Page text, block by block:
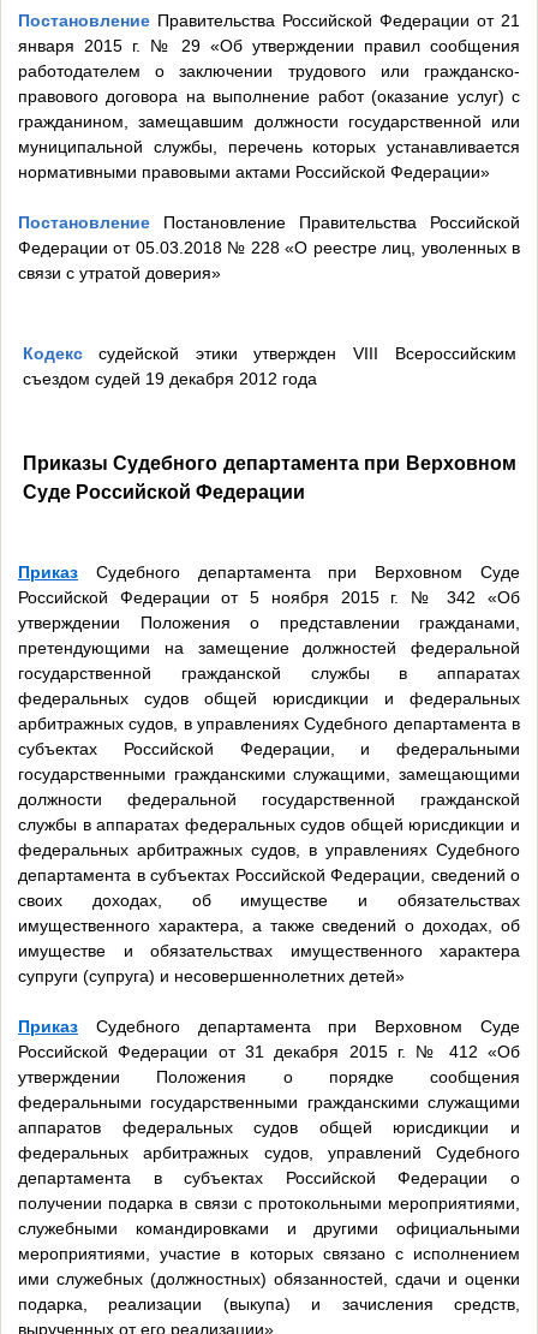
Постановление Правительства Российской Федерации от 21
января 2015 г. № 29 «Об утверждении правил сообщения
работодателем о заключении трудового или гражданско-
правового договора на выполнение работ (оказание услуг) с
гражданином, замещавшим должности государственной или
муниципальной службы, перечень которых устанавливается
нормативными правовыми актами Российской Федерации»
Постановление Постановление Правительства Российской
Федерации от 05.03.2018 № 228 «О реестре лиц, уволенных в
связи с утратой доверия»
Кодекссудейской этики утвержден VIII Всероссийским
съездом судей 19 декабря 2012 года
Приказы Судебного департамента при Верховном
Суде Российской Федерации
Приказ Судебного департамента при Верховном Суде
Российской Федерации от 5 ноября 2015 г. № 342 «Об
утверждении Положения о представлении гражданами,
претендующими на замещение должностей федеральной
государственной гражданской службы в аппаратах
федеральных судов общей юрисдикции и федеральных
арбитражных судов, в управлениях Судебного департамента в
субъектах Российской Федерации, и федеральными
государственными гражданскими служащими, замещающими
должности федеральной государственной гражданской
службы в аппаратах федеральных судов общей юрисдикции и
федеральных арбитражных судов, в управлениях Судебного
департамента в субъектах Российской Федерации, сведений о
своих доходах, об имуществе и обязательствах
имущественного характера, а также сведений о доходах, об
имуществе и обязательствах имущественного характера
супруги (супруга) и несовершеннолетних детей»
Приказ Судебного департамента при Верховном Суде
Российской Федерации от 31 декабря 2015 г. № 412 «Об
утверждении Положения о порядке сообщения
федеральными государственными гражданскими служащими
аппаратов федеральных судов общей юрисдикции и
федеральных арбитражных судов, управлений Судебного
департамента в субъектах Российской Федерации о
получении подарка в связи с протокольными мероприятиями,
служебными командировками и другими официальными
мероприятиями, участие в которых связано с исполнением
ими служебных (должностных) обязанностей, сдачи и оценки
подарка, реализации (выкупа) и зачисления средств,
вырученных от его реализации»